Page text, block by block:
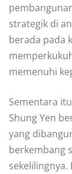
strategik di
berada pada
memenuhi
Sementara
Shung Yen
yang
berkembang
sekelilingnya.